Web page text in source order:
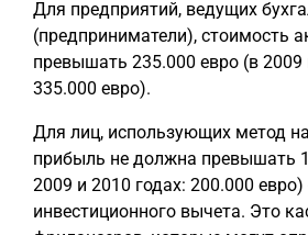
Для предприятий, ведущих
(предприниматели), стоимость
превышать 235.000 евро (в 2009
335.000 евро).
Для лиц, использующих метод
прибыль не должна превышать
2009 и 2010 годах: 200.000 евро)
инвестиционного вычета. Это